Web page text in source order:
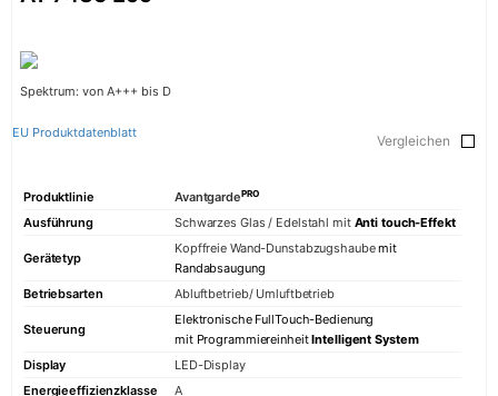
Spektrum: von A+++ bis D
EU Produktdatenblatt Vergleichen
Produktlinie AvantgardePRO
Ausführung Schwarzes Glas / Edelstahl mitAnti touch-Effekt
Gerätetyp
Kopffreie Wand-Dunstabzugshaubemit
Randabsaugung
Betriebsarten
Abluftbetrieb/ Umluftbetrieb
Steuerung
Elektronische FullTouch-Bedienung
mit ProgrammiereinheitIntelligent System
Display
LED-Display
Energieeffizienzklasse
A